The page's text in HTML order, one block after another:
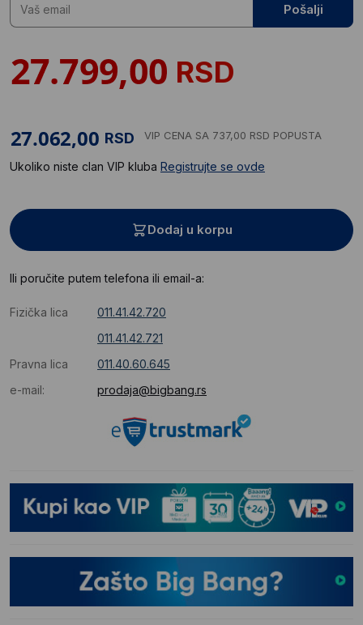
Pošalji
RSD
RSD VIP CENA SA 737,00 RSD POPUSTA
Ukoliko niste clan VIP kluba Registrujte se ovde
Dodaj u korpu
Ili poručite putem telefona ili email-a:
Fizička lica
011.41.42.720
011.41.42.721
Pravna lica
011.40.60.645
e-mail:
prodaja@bigbang.rs